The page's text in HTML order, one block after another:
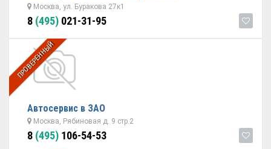
Москва, ул. Буракова 27к1
8 (495) 021-31-95
ПРОВЕРЕННЫЙ
Автосервис в ЗАО
Москва, Рябиновая д. 9 стр.2
8 (495) 106-54-53